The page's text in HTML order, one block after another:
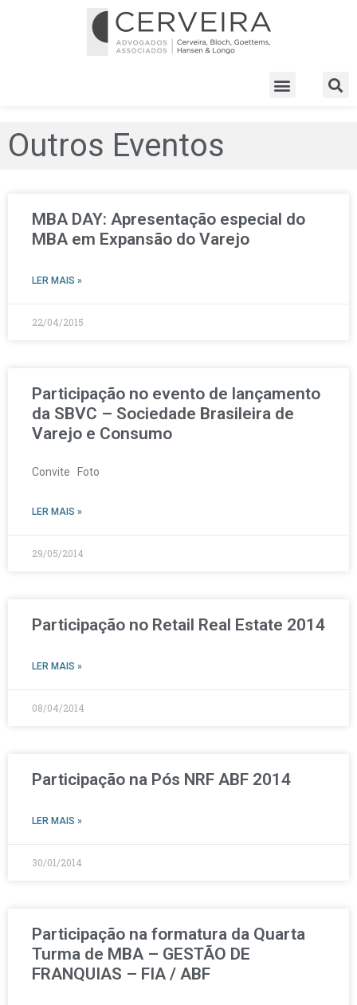
Outros Eventos
MBA DAY: Apresentação especial do
MBA em Expansão do Varejo
LER MAIS »
22/04/2015
Participação no evento de lançamento
da SBVC – Sociedade Brasileira de
Varejo e Consumo
Convite Foto
LER MAIS »
29/05/2014
Participação no Retail Real Estate 2014
LER MAIS »
08/04/2014
Participação na Pós NRF ABF 2014
LER MAIS »
30/01/2014
Participação na formatura da Quarta
Turma de MBA – GESTÃO DE
FRANQUIAS – FIA / ABF